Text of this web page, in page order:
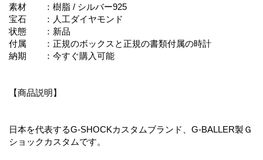
素材 ：樹脂 / シルバー925
宝石 ：人工ダイヤモンド
状態 ：新品
付属 ：正規のボックスと正規の書類付属の時計
納期 ：今すぐ購入可能
【商品説明】
日本を代表するG-SHOCKカスタムブランド、G-BALLER製Ｇ
ショックカスタムです。